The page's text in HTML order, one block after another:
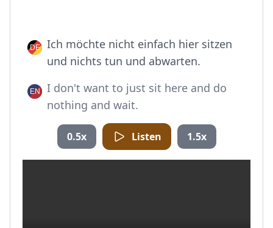
Ich möchte nicht einfach hier sitzen
und nichts tun und abwarten.
I don't want to just sit here and do
nothing and wait.
0.5x Listen 1.5x